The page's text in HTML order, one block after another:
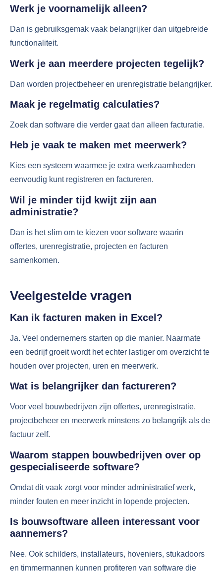
Werk je voornamelijk alleen?
Dan is gebruiksgemak vaak belangrijker dan uitgebreide
functionaliteit.
Werk je aan meerdere projecten tegelijk?
Dan worden projectbeheer en urenregistratie belangrijker.
Maak je regelmatig calculaties?
Zoek dan software die verder gaat dan alleen facturatie.
Heb je vaak te maken met meerwerk?
Kies een systeem waarmee je extra werkzaamheden
eenvoudig kunt registreren en factureren.
Wil je minder tijd kwijt zijn aan
administratie?
Dan is het slim om te kiezen voor software waarin
offertes, urenregistratie, projecten en facturen
samenkomen.
Veelgestelde vragen
Kan ik facturen maken in Excel?
Ja. Veel ondernemers starten op die manier. Naarmate
een bedrijf groeit wordt het echter lastiger om overzicht te
houden over projecten, uren en meerwerk.
Wat is belangrijker dan factureren?
Voor veel bouwbedrijven zijn offertes, urenregistratie,
projectbeheer en meerwerk minstens zo belangrijk als de
factuur zelf.
Waarom stappen bouwbedrijven over op
gespecialiseerde software?
Omdat dit vaak zorgt voor minder administratief werk,
minder fouten en meer inzicht in lopende projecten.
Is bouwsoftware alleen interessant voor
aannemers?
Nee. Ook schilders, installateurs, hoveniers, stukadoors
en timmermannen kunnen profiteren van software die